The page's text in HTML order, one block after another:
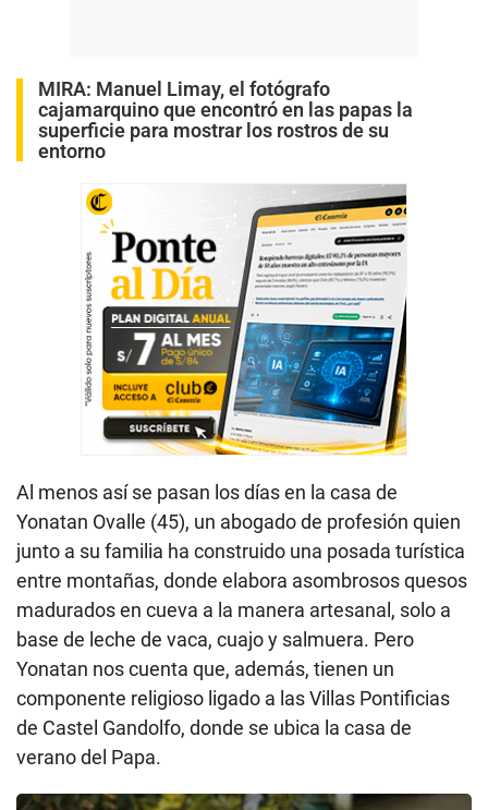
MIRA: Manuel Limay, el fotógrafo
cajamarquino que encontró en las papas la
superficie para mostrar los rostros de su
entorno
Al menos así se pasan los días en la casa de
Yonatan Ovalle (45), un abogado de profesión quien
junto a su familia ha construido una posada turística
entre montañas, donde elabora asombrosos quesos
madurados en cueva a la manera artesanal, solo a
base de leche de vaca, cuajo y salmuera. Pero
Yonatan nos cuenta que, además, tienen un
componente religioso ligado a las Villas Pontificias
de Castel Gandolfo, donde se ubica la casa de
verano del Papa.